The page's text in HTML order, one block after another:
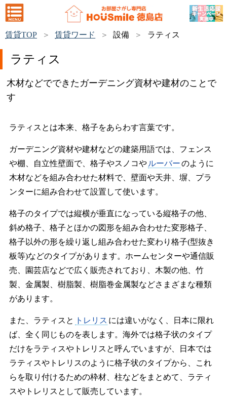
賃貸TOP 賃貸ワード 設備 ラティス
ラティス
木材などでできたガーデニング資材や建材のことで
す
ラティスとは本来、格子をあらわす言葉です。
ガーデニング資材や建材などの建築用語では、フェンス
や棚、自立性壁面で、格子やスノコや ルーバーのように
木材などを組み合わせた材料で、壁面や天井、塀、プラ
ンターに組み合わせて設置して使います。
格子のタイプでは縦横が垂直になっている縦格子の他、
斜め格子、格子とほかの図形を組み合わせた変形格子、
格子以外の形を繰り返し組み合わせた変わり格子(型抜き
板等)などのタイプがあります。ホームセンターや通信販
売、園芸店などで広く販売されており、木製の他、竹
製、金属製、樹脂製、樹脂巻金属製などさまざまな種類
があります。
また、ラティスと トレリス には違いがなく、日本に限れ
ば、全く同じものを表します。海外では格子状のタイプ
だけをラティスやトレリスと呼んでいますが、日本では
ラティスやトレリスのように格子状のタイプから、これ
らを取り付けるための枠材、柱などをまとめて、ラティ
スやトレリスとして販売しています。